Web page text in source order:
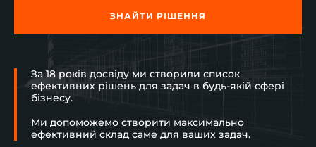
ЗНАЙТИ РІШЕННЯ
За 18 років досвіду ми створили список
ефективних рішень для задач в будь-якій сфері
бізнесу.
Ми допоможемо створити максимально
ефективний склад саме для ваших задач.